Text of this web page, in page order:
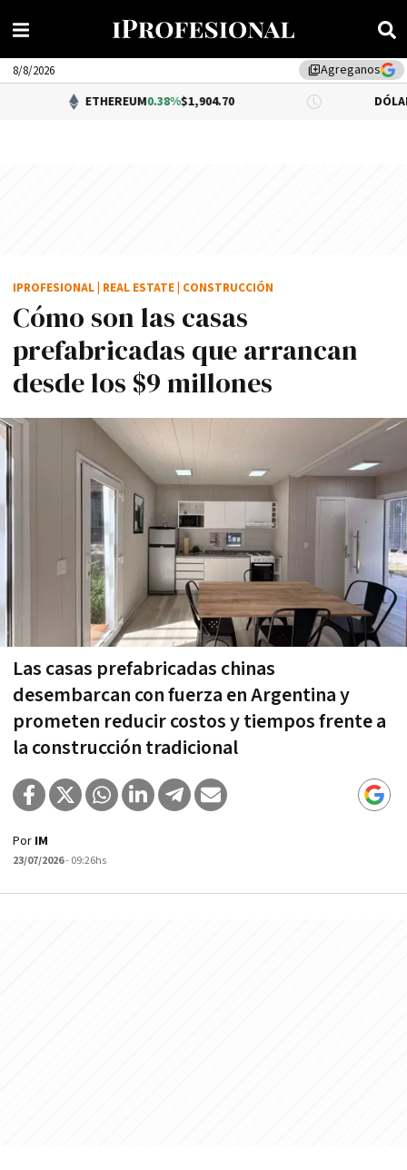
library_addAgreganos
8/8/2026
0.38%$1,904.70 DÓLAR BNA 0.34%
Cómo son las casas
prefabricadas que arrancan
desde los $9 millones
Las casas prefabricadas chinas
desembarcan con fuerza en Argentina y
prometen reducir costos y tiempos frente a
la construcción tradicional
IPROFESIONAL REAL ESTATE CONSTRUCCIÓN
Por IM
23/07/2026- 09:26hs